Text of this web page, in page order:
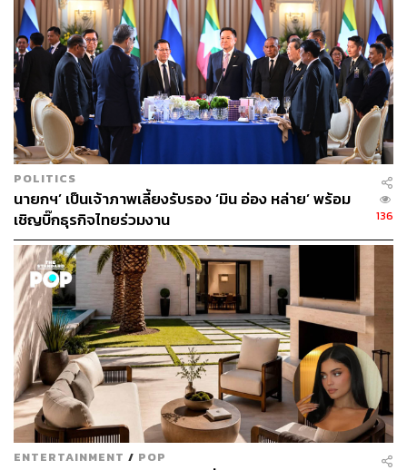
ในแง่ของความหลากหลายทางเพศ Forbesพบว่า สัดส่วน
ราว 11% หรือ 316 รายจากอันดับมหาเศรษฐีทั้งหมดในการ
จัดอันดับดัชนีอภิมหาเศรษฐีของพวกเขาเป็นผู้หญิง เพิ่มขึ้น
จากปีก่อนหน้า 87 ราย โดยสตรีที่มีมูลค่าความมั่งคังสูงที่สุด
ในโลกคือ Francoise Bettencourt Meyers หลานสาวผู้ก่อตั้ง
เจ้าตลาดเครื่องสำอาง L’Oreal และครอบครัว ที่มีมูลค่า
ความมั่งคั่งรวม 7.36 หมื่นล้านดอลลาร์ รั้งอันดับที่ 12 ของลิ
สต์นี้
ส่วน วิตนีย์ โวลฟี ผู้ก่อตั้งแอปพลิเคชันเดตเอาใจผู้ใช้งานฝ่าย
หญิงอย่าง Bumble ซึ่งมีมูลค่าความมั่งคั่งที่ 1.3 พันล้าน
ดอลลาร์ หรือประมาณ 40,786 ล้านบาท
ด้านเจ้าสัวธนินท์ เจียรวนนท์ ผู้ก่อตั้งอาณาจักรเครือเจริญ
โภคภัณฑ์ หรือ CP แม้ปีนี้อันดับโดยรวมจะตกลงมาอยู่ใน
ลำดับที่ 103 ของโลก (ปี 2020: อันดับ 81) แต่เขาก็ยังเป็น
บุคคลที่ได้ชื่อว่ามีมูลค่าความมั่งคั่งสูงเป็นอันดับหนึ่งของ
ประเทศไทยอยู่ดี โดยมีมูลค่าสินทรัพย์รวมที่ 1.81 หมื่นล้าน
ดอลลาร์ หรือประมาณ 5.67 แสนล้านบาท เพิ่มขึ้นจากปีก่อน
หน้ามากถึง 34%
POLITICS
นายกฯ’ เป็นเจ้าภาพเลี้ยงรับรอง ‘มิน อ่อง หล่าย’ พร้อม
เชิญบิ๊กธุรกิจไทยร่วมงาน
136
ENTERTAINMENT / POP